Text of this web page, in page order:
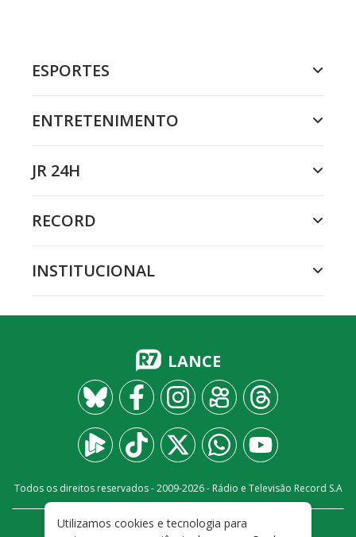
ESPORTES
ENTRETENIMENTO
JR 24H
RECORD
INSTITUCIONAL
LANCE
Todos os direitos reservados - 2009-2026- Rádio e Televisão Record S.A
FALE CONOSCO PRIVACIDADE
Utilizamos cookies e tecnologia para